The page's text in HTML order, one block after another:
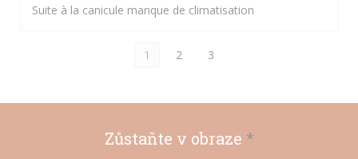
Suite à la canicule manque de climatisation
1 2 3
Zůstaňte v obraze *